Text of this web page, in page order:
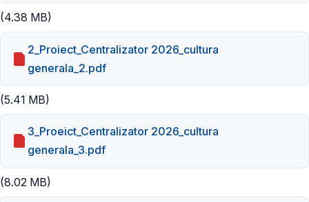
(4.38 MB)
2_Proiect_Centralizator 2026_cultura
generala_2.pdf
(5.41 MB)
3_Proeict_Centralizator 2026_cultura
generala_3.pdf
(8.02 MB)